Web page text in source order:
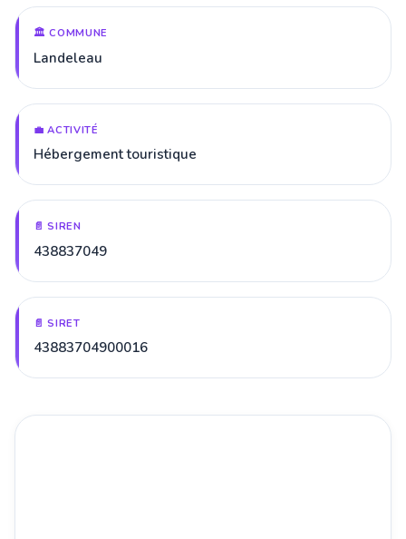
🏛️ COMMUNE
Landeleau
💼 ACTIVITÉ
Hébergement touristique
📄 SIREN
438837049
📄 SIRET
43883704900016